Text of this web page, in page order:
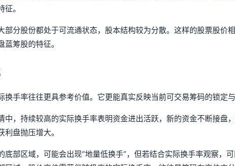
。
部分股份都处于可流通状态，股本结构较为分散。这样的股票股价
筹股的特征。
换手率往往更具参考价值。它更能真实反映当前可交易筹码的锁定与
中，持续较高的实际换手率表明资金进出活跃，新的资金不断接盘
盘抛压增大。
底部区域，可能会出现“地量低换手”，但若结合实际换手率观察，